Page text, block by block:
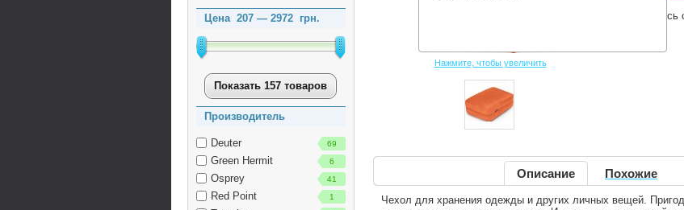
Цена 207 — 2972 грн.
Показать 157 товаров
Производитель
Deuter 69
Green Hermit 6
Osprey 41
Red Point 1
Нажмите, чтобы увеличить
Описание Похожие
Чехол для хранения одежды и других личных вещей.